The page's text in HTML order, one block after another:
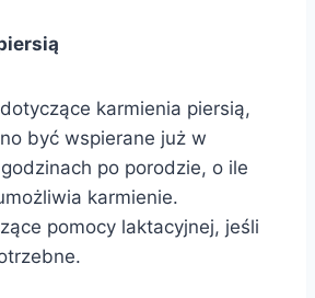
karmienia piersią,
być wspierane już w
po porodzie, o ile
karmienie.
pomocy laktacyjnej, jeśli